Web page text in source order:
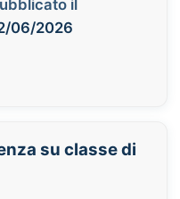
il
06/2026
su classe di